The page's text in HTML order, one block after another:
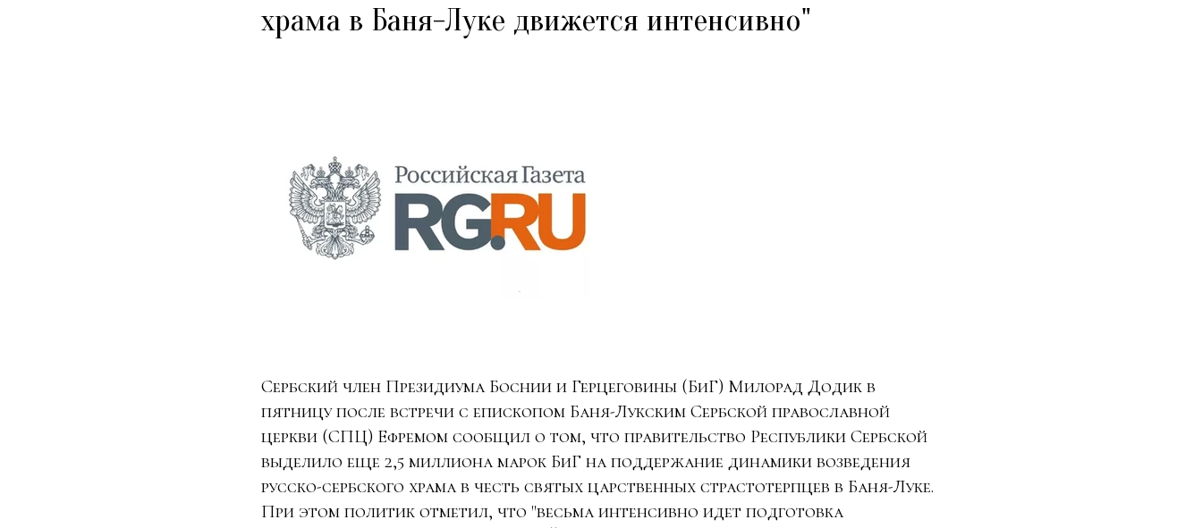
храма в Баня-Луке движется интенсивно"
Сербский член Президиума Боснии и Герцеговины (БиГ) Милорад Додик в
пятницу после встречи с епископом Баня-Лукским Сербской православной
церкви (СПЦ) Ефремом сообщил о том, что правительство Республики Сербской
выделило еще 2,5 миллиона марок БиГ на поддержание динамики возведения
русско-сербского храма в честь святых царственных страстотерпцев в Баня-Луке.
При этом политик отметил, что "весьма интенсивно идет подготовка